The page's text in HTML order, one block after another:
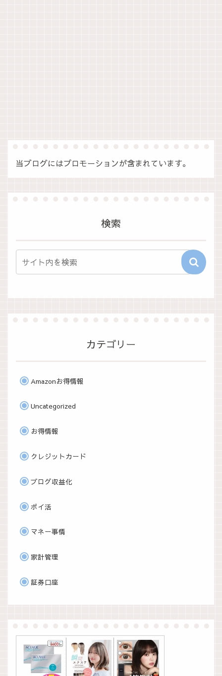
当ブログにはプロモーションが含まれています。
検索
カテゴリー
Amazonお得情報
Uncategorized
お得情報
クレジットカード
ブログ収益化
ポイ活
マネー事情
家計管理
証券口座